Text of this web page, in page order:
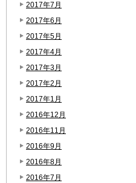
2017年7月
2017年6月
2017年5月
2017年4月
2017年3月
2017年2月
2017年1月
2016年12月
2016年11月
2016年9月
2016年8月
2016年7月